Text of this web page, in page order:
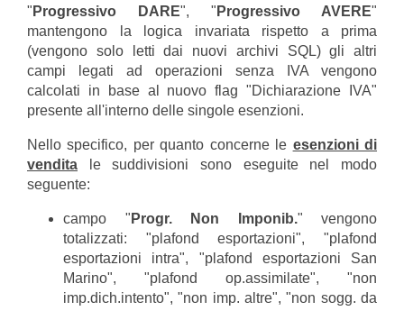
" Progressivo DARE", " Progressivo AVERE"
mantengono la logica invariata rispetto a prima
(vengono solo letti dai nuovi archivi SQL) gli altri
campi legati ad operazioni senza IVA vengono
calcolati in base al nuovo flag "Dichiarazione IVA"
presente all'interno delle singole esenzioni.
Nello specifico, per quanto concerne le esenzioni di
vendita le suddivisioni sono eseguite nel modo
seguente:
campo " Progr. Non Imponib." vengono
totalizzati: "plafond esportazioni", "plafond
esportazioni intra", "plafond esportazioni San
Marino", "plafond op.assimilate", "non
imp.dich.intento", "non imp. altre", "non sogg. da